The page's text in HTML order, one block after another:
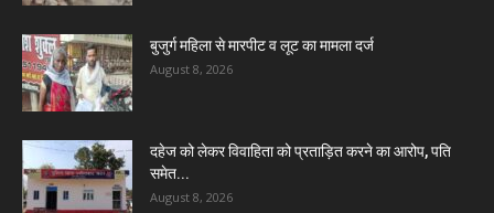
बुजुर्ग महिला से मारपीट व लूट का मामला दर्ज
August 8, 2026
दहेज को लेकर विवाहिता को प्रताड़ित करने का आरोप, पति
समेत...
August 8, 2026